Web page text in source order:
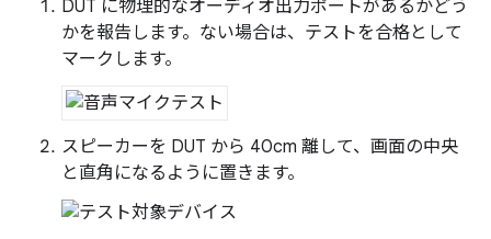
DUT に物理的なオーディオ出力ポートがあるかどう
かを報告します。ない場合は、テストを合格として
マークします。
スピーカーを DUT から 40cm 離して、画面の中央
と直角になるように置きます。